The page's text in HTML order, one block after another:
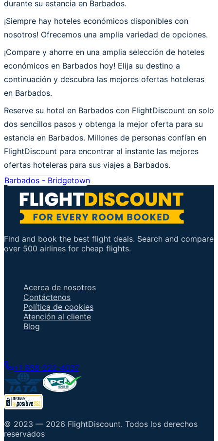
durante su estancia en Barbados.
¡Siempre hay hoteles económicos disponibles con
nosotros! Ofrecemos una amplia variedad de opciones.
¡Compare y ahorre en una amplia selección de hoteles
económicos en Barbados hoy! Elija su destino a
continuación y descubra las mejores ofertas hoteleras
en Barbados.
Reserve su hotel en Barbados con FlightDiscount en solo
dos sencillos pasos y obtenga la mejor oferta para su
estancia en Barbados. Millones de personas confían en
FlightDiscount para encontrar al instante las mejores
ofertas hoteleras para sus viajes a Barbados.
Barbados - Bridgetown
Find and book the best flight deals. Search and compare
over 500 airlines for cheap flights.
Acerca de nosotros
Contáctenos
Política de cookies
Atención al cliente
Blog
+1 858-222-4037
© 2023 — 2026 FlightDiscount. Todos los derechos
reservados